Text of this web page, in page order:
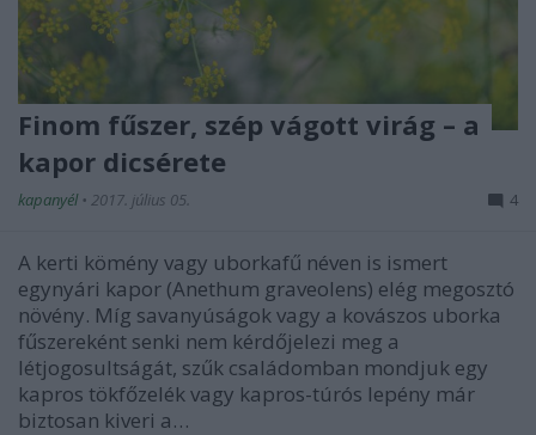
Finom fűszer, szép vágott virág – a
kapor dicsérete
kapanyél • 2017. július 05. 4
A kerti kömény vagy uborkafű néven is ismert
egynyári kapor (Anethum graveolens) elég megosztó
növény. Míg savanyúságok vagy a kovászos uborka
fűszereként senki nem kérdőjelezi meg a
létjogosultságát, szűk családomban mondjuk egy
kapros tökfőzelék vagy kapros-túrós lepény már
biztosan kiveri a…